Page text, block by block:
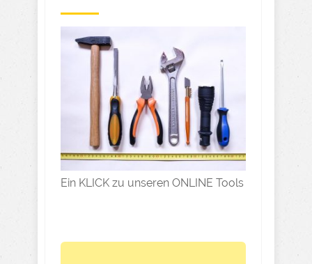
Ein KLICK zu unseren ONLINE Tools